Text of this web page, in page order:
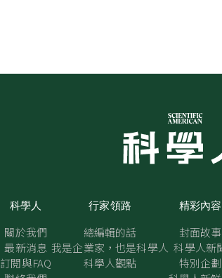
科學人
關於我們
最新消息
訂閱與FAQ
行家領路
總編輯的話
我是企業家，也是科學人
科學人觀點
精彩內容
封面故事
科學人新
特別企劃